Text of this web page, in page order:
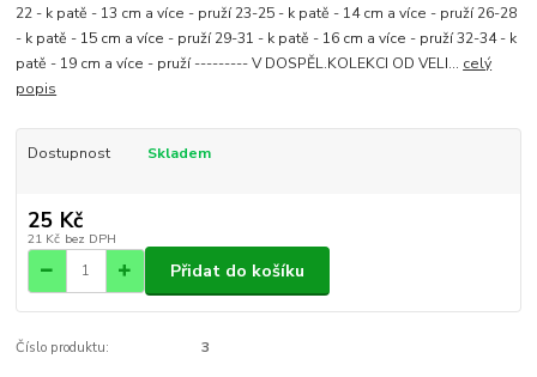
22 - k patě - 13 cm a více - pruží 23-25 - k patě - 14 cm a více - pruží 26-28
- k patě - 15 cm a více - pruží 29-31 - k patě - 16 cm a více - pruží 32-34 - k
patě - 19 cm a více - pruží --------- V DOSPĚL.KOLEKCI OD VELI... celý
popis
Dostupnost Skladem
25 Kč
21 Kč bez DPH
Přidat do košíku
Číslo produktu: 3